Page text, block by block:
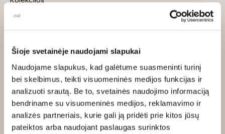
Šioje svetainėje naudojami slapukai
Naudojame slapukus, kad galėtume suasmeninti turinį
bei skelbimus, teikti visuomeninės medijos funkcijas ir
analizuoti srautą. Be to, svetainės naudojimo informaciją
bendriname su visuomeninės medijos, reklamavimo ir
analizės partneriais, kurie gali ją pridėti prie kitos jūsų
pateiktos arba naudojant paslaugas surinktos
Prekės sandėlyje
Apie mus
Apie mus
Kontaktai
„Deinava“ baldų salonai
Ekspertai pataria
Susisiekite su mumis